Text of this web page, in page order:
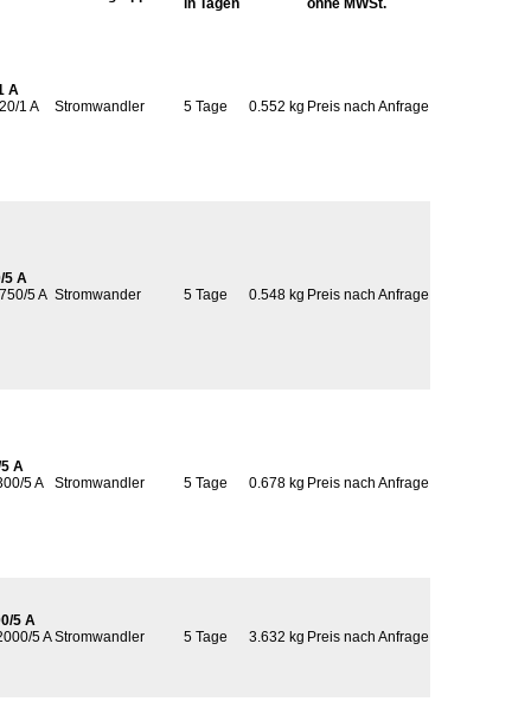
in Tagen ohne MWSt.
A
1 A
Stromwandler 5 Tage 0.552 kg Preis nach Anfrage
5 A
5 A Stromwander 5 Tage 0.548 kg Preis nach Anfrage
A
5 A
Stromwandler 5 Tage 0.678 kg Preis nach Anfrage
5 A
5 AStromwandler 5 Tage 3.632 kg Preis nach Anfrage